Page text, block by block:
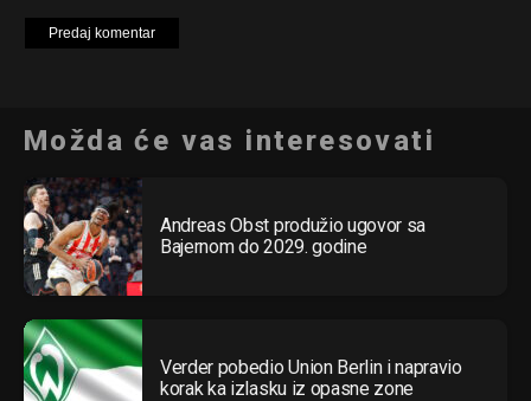
Možda će vas interesovati
Andreas Obst produžio ugovor sa
Bajernom do 2029. godine
Verder pobedio Union Berlin i napravio
korak ka izlasku iz opasne zone